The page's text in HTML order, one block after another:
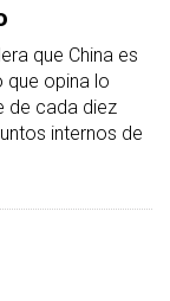
que China es
que opina lo
de cada diez
internos de